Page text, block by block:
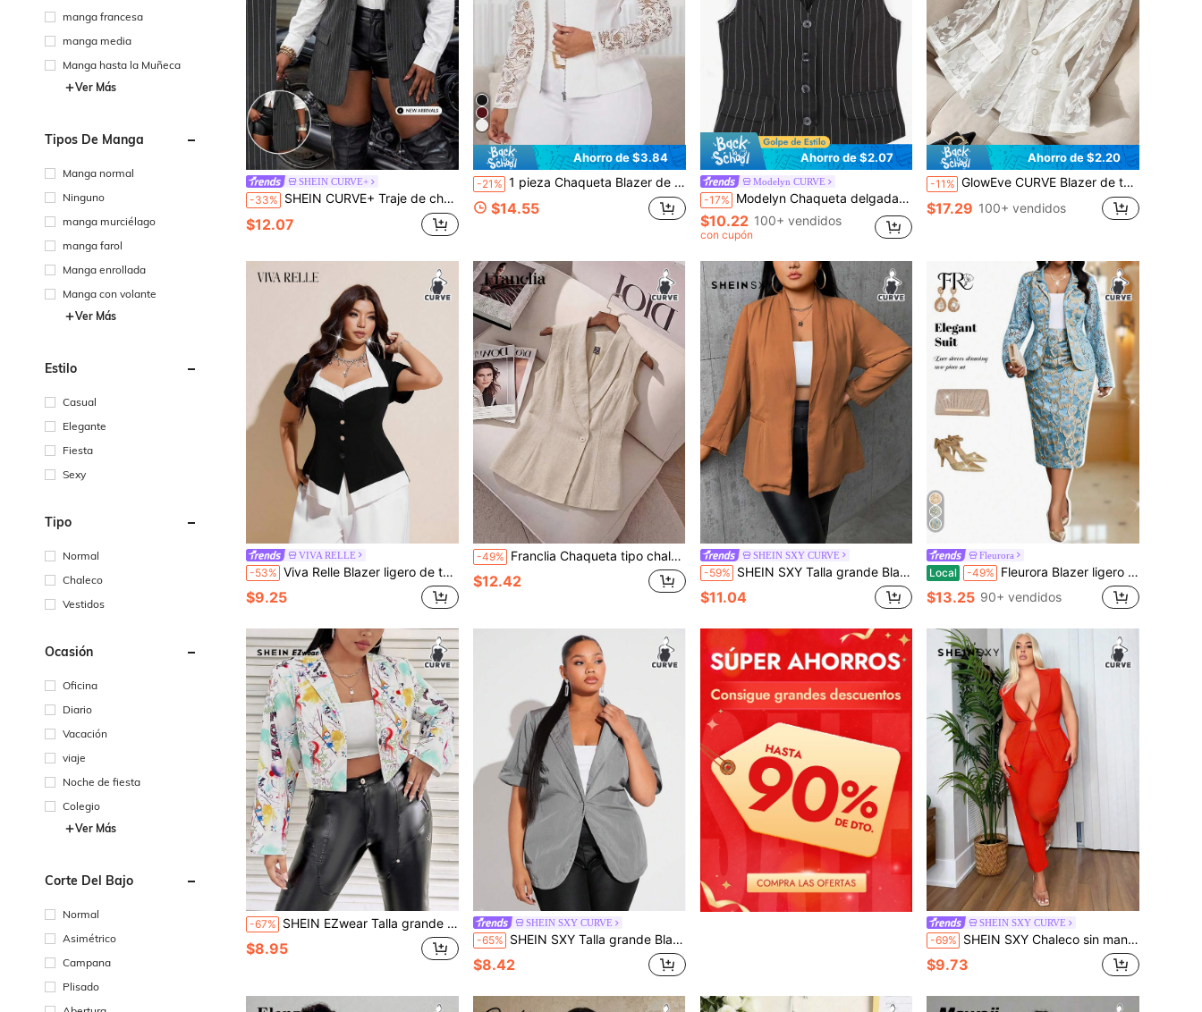
manga francesa
manga media
Manga hasta la Muñeca
Ver Más
Tipos De Manga
Manga normal
Ninguno
manga murciélago
manga farol
Manga enrollada
Manga con volante
Ver Más
Estilo
Casual
Elegante
Fiesta
Sexy
Tipo
Normal
Chaleco
Vestidos
Ocasión
Oficina
Diario
Vacación
viaje
Noche de fiesta
Colegio
Ver Más
Corte Del Bajo
Normal
Asimétrico
Campana
Plisado
SHEIN CURVE+
-33% SHEIN CURVE+ Traje de chaleco a rayas para mujer de talla grande, elegante chaqueta de traje para ir al trabajo
$12.07
Ahorro de $3.84
-21% 1 pieza Chaqueta Blazer de mujer talla grande para uso diario y oficina, con mangas de encaje patchwork, cremallera frontal abierta, blazers para mujer, estilo casual de negocios blanco
$14.55
Ahorro de $2.07
Modelyn CURVE
-17% Modelyn Chaqueta delgada sin mangas con estampado de rayas, de talla grande, de moda y elegante, para primavera/verano
$10.22 100+ vendidos
con cupón
Ahorro de $2.20
-11% GlowEve CURVE Blazer de talla grande de tela jacquard texturizada de encaje blanco y de peso ligero
$17.29 100+ vendidos
VIVA RELLE
-53% Viva Relle Blazer ligero de talla grande con cuello cuadrado estilo francés, ajuste ceñido y diseño de bloques de color con patchwork
$9.25
-49% Franclia Chaqueta tipo chaleco de talla grande para mujer, de estilo vintage, cómoda, de unicolor, mezcla de lino, con cuello con muesca y bajo con volante, de diseño elegante, chic, lujoso y minimalista, para uso casual, de vacaciones o trabajo, para primavera/verano
$12.42
SHEIN SXY CURVE
-59% SHEIN SXY Talla grande Blazer de cuello esmoquin con parte delantera abierta
$11.04
Fleurora
Local -49% Fleurora Blazer ligero de manga larga con contraste de encaje y jacquard para mujer de talla grande
$13.25 90+ vendidos
-67% SHEIN EZwear Talla grande Blazer crop con estampado de grafiti de cuello con solapa con botón
$8.95
SHEIN SXY CURVE
-65% SHEIN SXY Talla grande Blazer de cuello con solapa con botón
$8.42
SHEIN SXY CURVE
-69% SHEIN SXY Chaleco sin mangas con hombreras y hebilla metálica para mujer de talla grande, con efecto de cintura estilizada, adecuado para la mayoría de ocasiones como citas, noches de fiesta, cumpleaños, primavera, verano y despedidas de soltera
$9.73